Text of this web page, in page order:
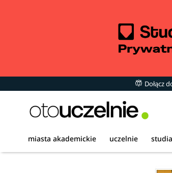
Dołącz
miasta akademickie uczelnie studia